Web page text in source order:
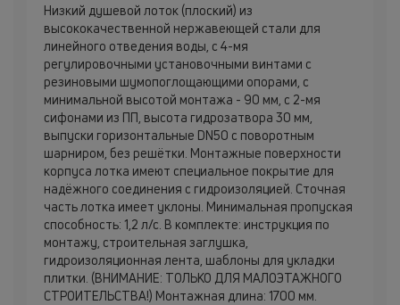
Низкий душевой лоток (плоский) из
высококачественной нержавеющей стали для
линейного отведения воды, с 4-мя
регулировочными установочными винтами с
резиновыми шумопоглощающими опорами, с
минимальной высотой монтажа - 90 мм, с 2-мя
сифонами из ПП, высота гидрозатвора 30 мм,
выпуски горизонтальные DN50 с поворотным
шарниром, без решётки. Монтажные поверхности
корпуса лотка имеют специальное покрытие для
надёжного соединения с гидроизоляцией. Сточная
часть лотка имеет уклоны. Минимальная пропуская
способность: 1,2 л/с. В комплекте: инструкция по
монтажу, строительная заглушка,
гидроизоляционная лента, шаблоны для укладки
плитки. (ВНИМАНИЕ: ТОЛЬКО ДЛЯ МАЛОЭТАЖНОГО
СТРОИТЕЛЬСТВА!) Монтажная длина: 1700 мм.